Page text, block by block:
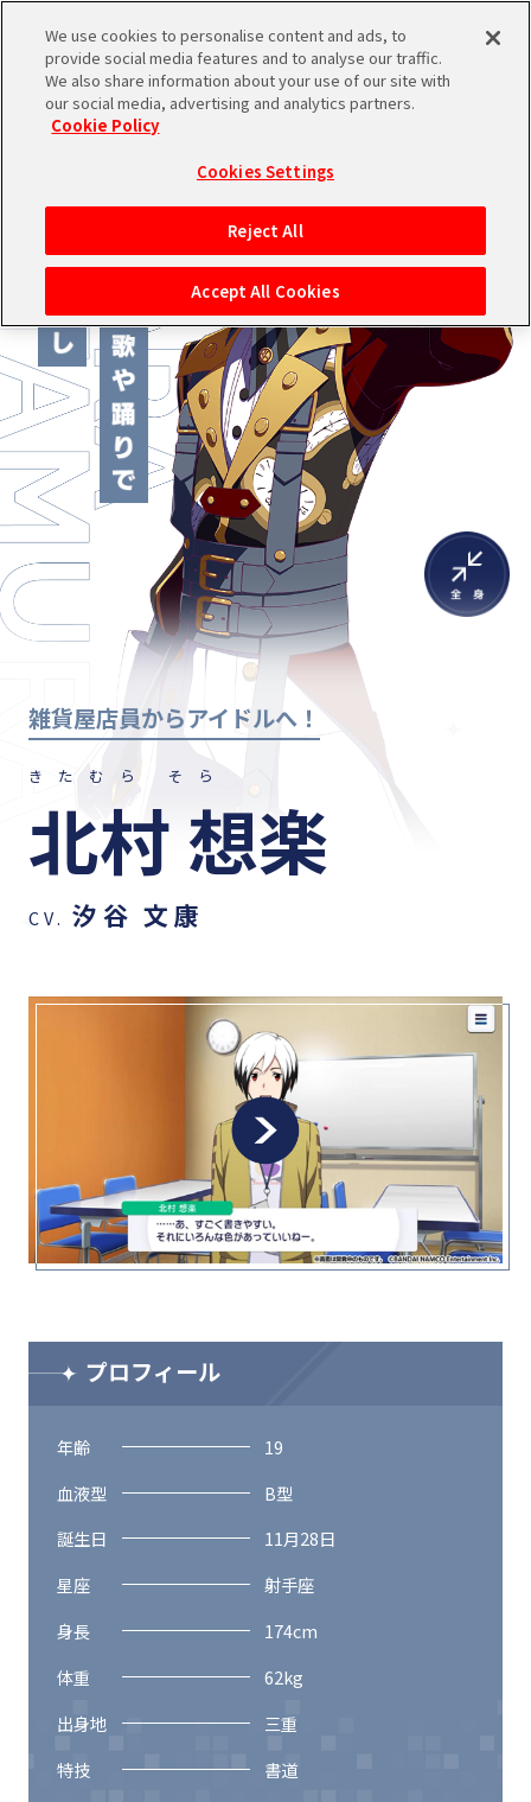
ブランドTOPへ
雑貨屋店員からアイドルへ！
きたむら そら
北村 想楽
CV. 汐谷 文康
プロフィール
年齢
19
血液型
B型
誕生日
11月28日
星座
射手座
身長
174cm
体重
62kg
出身地
三重
特技
書道
We use cookies to personalise content and ads, to
provide social media features and to analyse our traffic.
We also share information about your use of our site with
our social media, advertising and analytics partners.
Cookie Policy
Cookies Settings
Reject All
Accept All Cookies